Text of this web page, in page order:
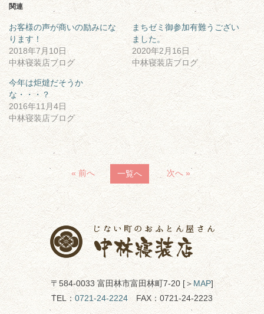
関連
お客様の声が商いの励みにな
ります！
2018年7月10日
中林寝装店ブログ
まちゼミ御参加有難うござい
ました。
2020年2月16日
中林寝装店ブログ
今年は炬燵だそうか
な・・・？
2016年11月4日
中林寝装店ブログ
« 前へ 一覧へ 次へ »
〒584-0033 富田林市富田林町7-20 [＞MAP]
TEL： 0721-24-2224 FAX：0721-24-2223